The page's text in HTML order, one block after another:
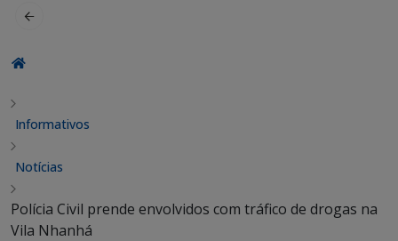
Informativos
Notícias
Polícia Civil prende envolvidos com tráfico de drogas na
Vila Nhanhá